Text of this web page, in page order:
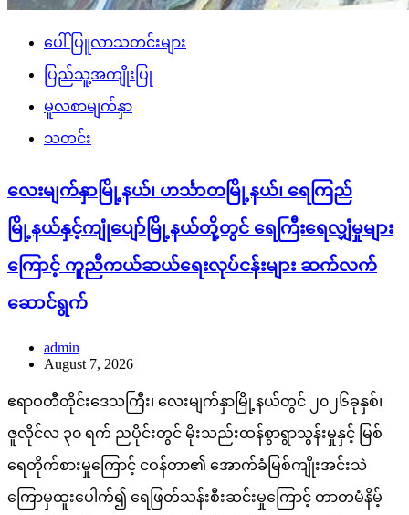
ပေါ်ပြူလာသတင်းများ
ပြည်သူ့အကျိုးပြု
မူလစာမျက်နှာ
သတင်း
လေးမျက်နှာမြို့နယ်၊ ဟင်္သာတမြို့နယ်၊ ရေကြည်
မြို့နယ်နှင့်ကျုံပျော်မြို့နယ်တို့တွင် ရေကြီးရေလျှံမှုများ
ကြောင့် ကူညီကယ်ဆယ်ရေးလုပ်ငန်းများ ဆက်လက်
ဆောင်ရွက်
admin
August 7, 2026
ဧရာဝတီတိုင်းဒေသကြီး၊ လေးမျက်နှာမြို့နယ်တွင် ၂၀၂၆ခုနှစ်၊
ဇူလိုင်လ ၃၀ ရက် ညပိုင်းတွင် မိုးသည်းထန်စွာရွာသွန်းမှုနှင့် မြစ်
ရေတိုက်စားမှုကြောင့် ငဝန်တာ၏ အောက်ခံမြစ်ကျိုးအင်းသဲ
ကြောမှထူးပေါက်၍ ရေဖြတ်သန်းစီးဆင်းမှုကြောင့် တာတမံနိမ့်